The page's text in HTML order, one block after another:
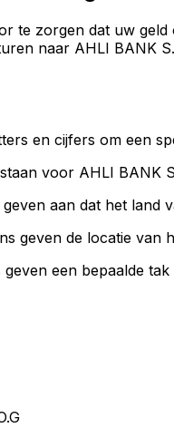
te zorgen dat uw
naar AHLI BANK
en cijfers om een
voor AHLI BANK
aan dat het land
geven de locatie van
geven een bepaalde